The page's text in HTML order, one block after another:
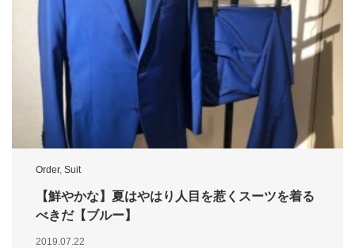
Order, Suit
【鮮やかな】夏はやはり人目を惹くスーツを着る
べきだ【ブルー】
2019.07.22